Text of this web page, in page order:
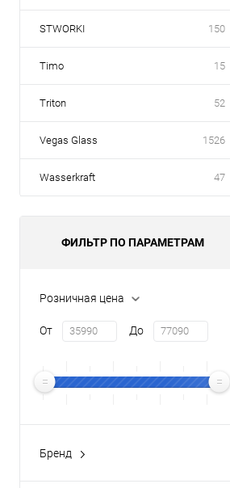
STWORKI 150
Timo 15
Triton 52
Vegas Glass 1526
Wasserkraft 47
ФИЛЬТР ПО ПАРАМЕТРАМ
Розничная цена
От До
Бренд